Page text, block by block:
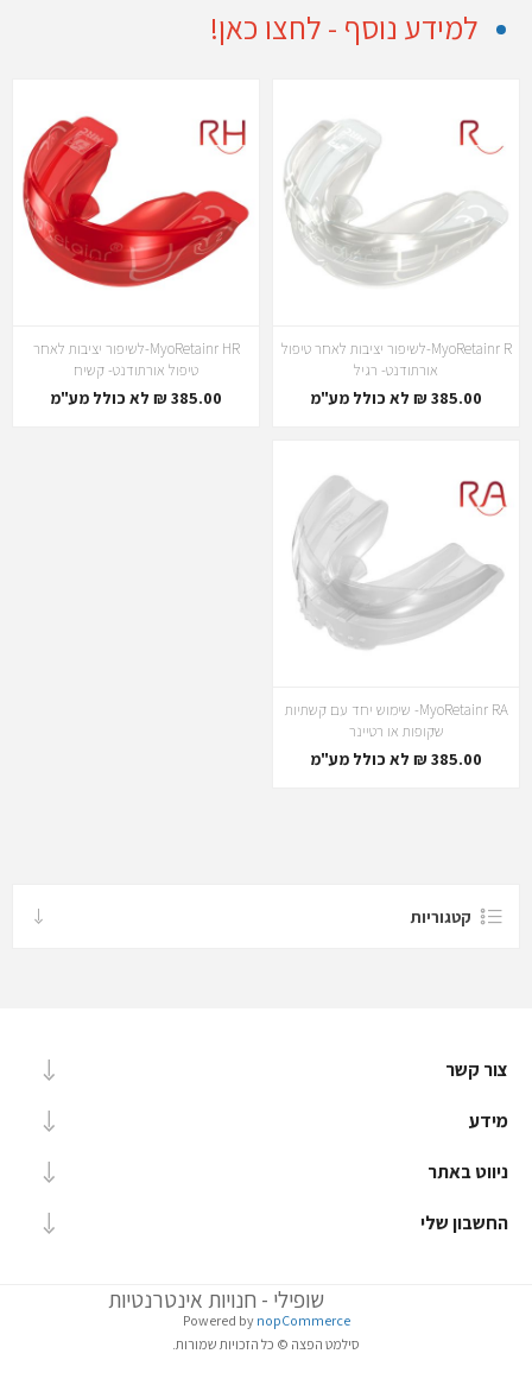
למידע נוסף - לחצו כאן!
MyoRetainr R-לשיפור יציבות לאחר טיפול
אורתודנט- רגיל
385.00 ₪ לא כולל מע"מ
MyoRetainr HR-לשיפור יציבות לאחר
טיפול אורתודנט- קשיח
385.00 ₪ לא כולל מע"מ
MyoRetainr RA- שימוש יחד עם קשתיות
שקופות או רטיינר
385.00 ₪ לא כולל מע"מ
קטגוריות
צור קשר
מידע
ניווט באתר
החשבון שלי
Powered by nopCommerce
סילמט הפצה © כל הזכויות שמורות.
שופילי - חנויות אינטרנטיות